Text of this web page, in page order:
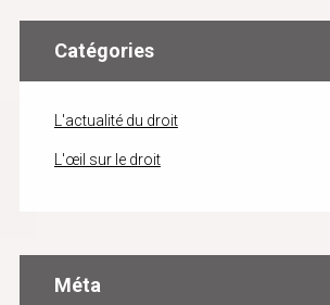
Catégories
L'actualité du droit
L'œil sur le droit
Méta